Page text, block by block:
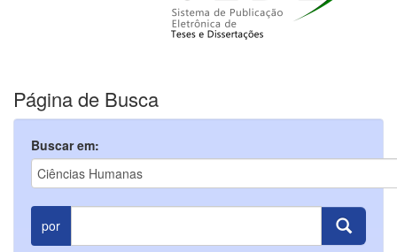
Página de Busca
Buscar em:
por